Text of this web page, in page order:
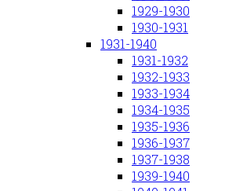
1929-1930
1930-1931
1931-1940
1931-1932
1932-1933
1933-1934
1934-1935
1935-1936
1936-1937
1937-1938
1939-1940